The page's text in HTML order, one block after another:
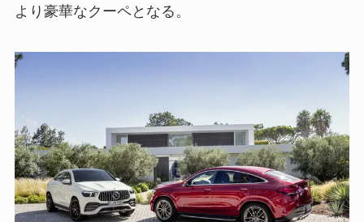
より豪華なクーペとなる。